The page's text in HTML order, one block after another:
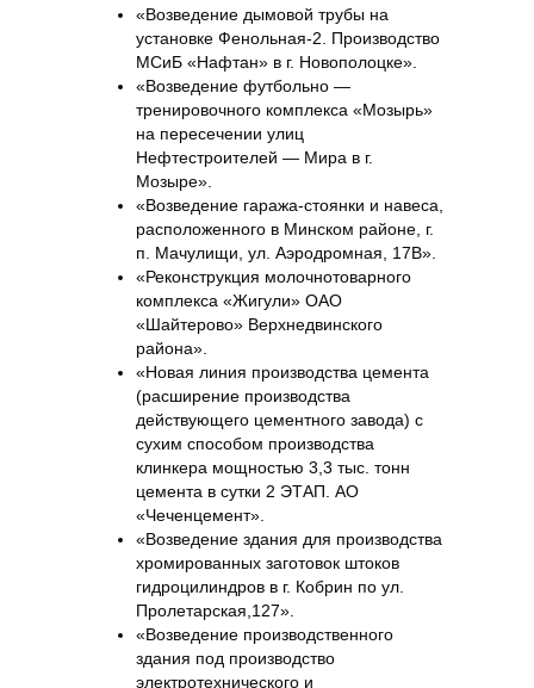
«Возведение дымовой трубы на
установке Фенольная-2. Производство
МСиБ «Нафтан» в г. Новополоцке».
«Возведение футбольно —
тренировочного комплекса «Мозырь»
на пересечении улиц
Нефтестроителей — Мира в г.
Мозыре».
«Возведение гаража-стоянки и навеса,
расположенного в Минском районе, г.
п. Мачулищи, ул. Аэродромная, 17В».
«Реконструкция молочнотоварного
комплекса «Жигули» ОАО
«Шайтерово» Верхнедвинского
района».
«Новая линия производства цемента
(расширение производства
действующего цементного завода) с
сухим способом производства
клинкера мощностью 3,3 тыс. тонн
цемента в сутки 2 ЭТАП. АО
«Чеченцемент».
«Возведение здания для производства
хромированных заготовок штоков
гидроцилиндров в г. Кобрин по ул.
Пролетарская,127».
«Возведение производственного
здания под производство
электротехнического и